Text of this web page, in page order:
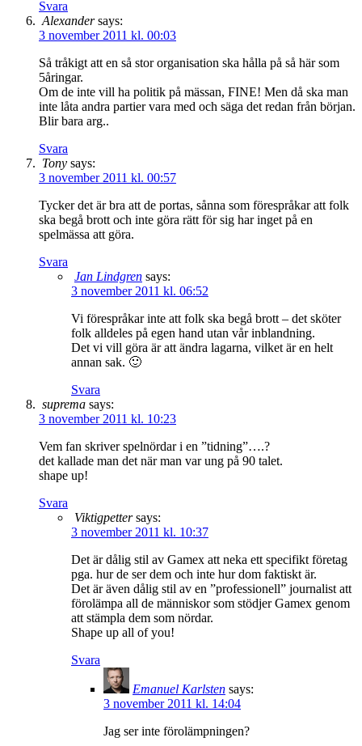
Svara
Alexander says:
3 november 2011 kl. 00:03
Så tråkigt att en så stor organisation ska hålla på så här som
5åringar.
Om de inte vill ha politik på mässan, FINE! Men då ska man
inte låta andra partier vara med och säga det redan från början.
Blir bara arg..
Svara
Tony says:
3 november 2011 kl. 00:57
Tycker det är bra att de portas, sånna som förespråkar att folk
ska begå brott och inte göra rätt för sig har inget på en
spelmässa att göra.
Svara
Jan Lindgren says:
3 november 2011 kl. 06:52
Vi förespråkar inte att folk ska begå brott – det sköter
folk alldeles på egen hand utan vår inblandning.
Det vi vill göra är att ändra lagarna, vilket är en helt
annan sak. 🙂
Svara
suprema says:
3 november 2011 kl. 10:23
Vem fan skriver spelnördar i en ”tidning”….?
det kallade man det när man var ung på 90 talet.
shape up!
Svara
Viktigpetter says:
3 november 2011 kl. 10:37
Det är dålig stil av Gamex att neka ett specifikt företag
pga. hur de ser dem och inte hur dom faktiskt är.
Det är även dålig stil av en ”professionell” journalist att
förolämpa all de människor som stödjer Gamex genom
att stämpla dem som nördar.
Shape up all of you!
Svara
Emanuel Karlsten says:
3 november 2011 kl. 14:04
Jag ser inte förolämpningen?